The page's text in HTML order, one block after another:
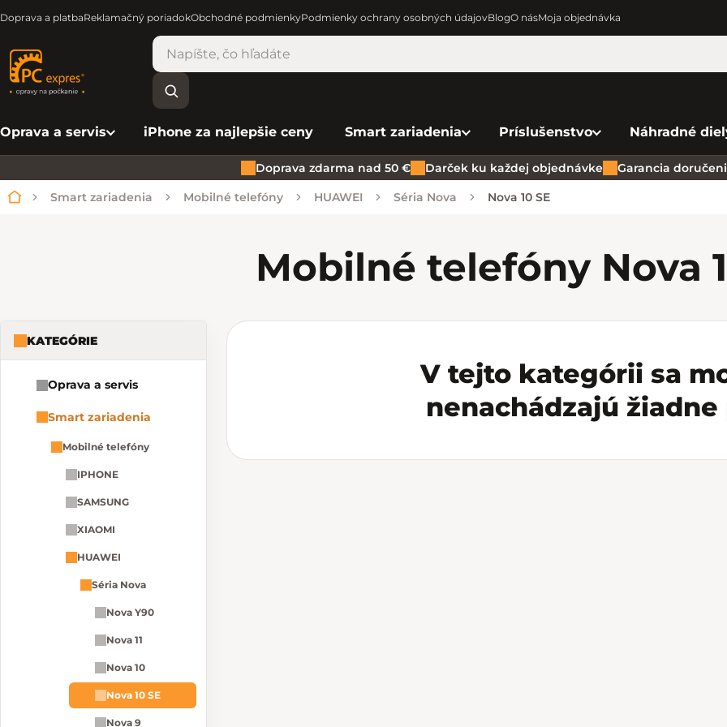
Doprava a platbaReklamačný poriadokObchodné podmienkyPodmienky ochrany osobných údajovBlogO násMoja objednávka
Oprava a servis iPhone za najlepšie ceny Smart zariadenia Príslušenstvo Náhradné
Doprava zdarma nad 50 € Darček ku každej objednávke Garancia
Domov
Smart zariadenia Mobilné telefóny HUAWEI Séria Nova Nova 10 SE
Mobilné telefóny Nova
Bočný panel
KATEGÓRIE
Oprava a servis
Smart zariadenia
Mobilné telefóny
IPHONE
SAMSUNG
XIAOMI
HUAWEI
Séria Nova
Nova Y90
Nova 11
Nova 10
Nova 10 SE
Nova 9
V tejto kategórii sa
nenachádzajú